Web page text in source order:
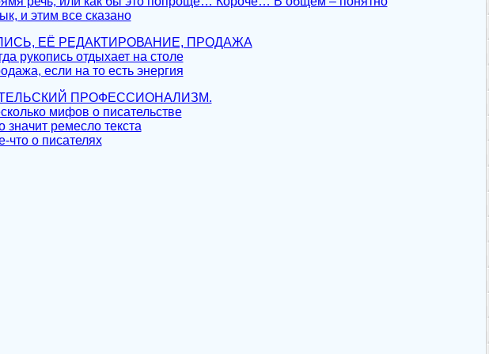
и этим все сказано
ЕЁ РЕДАКТИРОВАНИЕ, ПРОДАЖА
рукопись отдыхает на столе
если на то есть энергия
ПРОФЕССИОНАЛИЗМ.
мифов о писательстве
значит ремесло текста
что о писателях